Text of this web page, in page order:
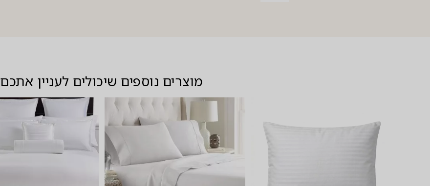
מוצרים נוספים שיכולים לעניין אתכם